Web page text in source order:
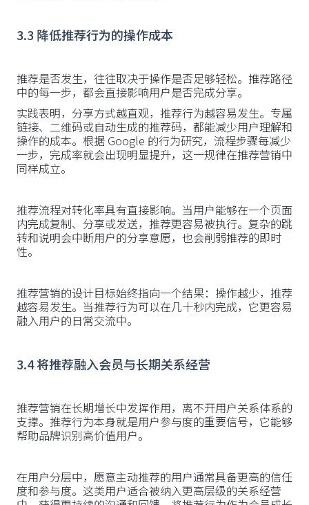
3.3 降低推荐行为的操作成本
推荐是否发生，往往取决于操作是否足够轻松。推荐路径
中的每一步，都会直接影响用户是否完成分享。
实践表明，分享方式越直观，推荐行为越容易发生。专属
链接、二维码或自动生成的推荐码，都能减少用户理解和
操作的成本。根据 Google 的行为研究，流程步骤每减少
一步，完成率就会出现明显提升，这一规律在推荐营销中
同样成立。
推荐流程对转化率具有直接影响。当用户能够在一个页面
内完成复制、分享或发送，推荐更容易被执行。复杂的跳
转和说明会中断用户的分享意愿，也会削弱推荐的即时
性。
推荐营销的设计目标始终指向一个结果：操作越少，推荐
越容易发生。当推荐行为可以在几十秒内完成，它更容易
融入用户的日常交流中。
3.4 将推荐融入会员与长期关系经营
推荐营销在长期增长中发挥作用，离不开用户关系体系的
支撑。推荐行为本身就是用户参与度的重要信号，它能够
帮助品牌识别高价值用户。
在用户分层中，愿意主动推荐的用户通常具备更高的信任
度和参与度。这类用户适合被纳入更高层级的关系经营